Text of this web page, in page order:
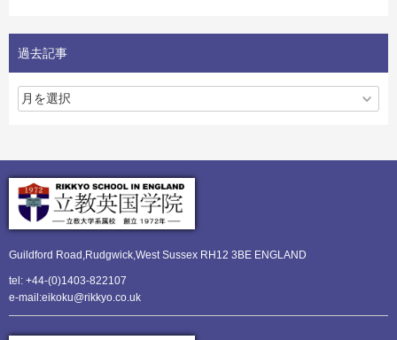
過去記事
Guildford Road,Rudgwick,West Sussex RH12 3BE ENGLAND
tel: +44-(0)1403-822107
e-mail:eikoku@rikkyo.co.uk